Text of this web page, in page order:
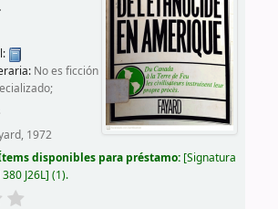
.
No es ficción
1972
disponibles para préstamo: Signatura
J26L (1).